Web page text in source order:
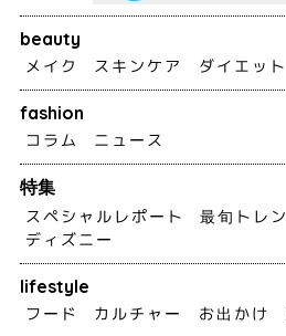
beauty
メイク
スキンケア ダイエット
fashion
コラム
ニュース
特集
スペシャルレポート
最旬トレ
ディズニー
lifestyle
フード
カルチャー お出かけ